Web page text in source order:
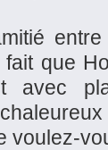
fait que
avec
voulez-